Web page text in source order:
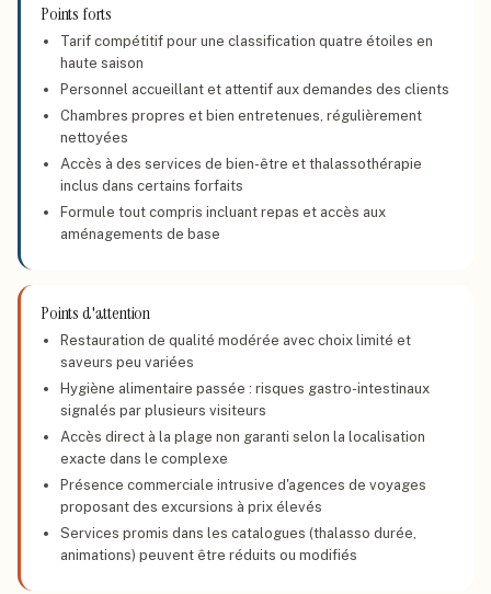
Points forts
Tarif compétitif pour une classification quatre étoiles en
haute saison
Personnel accueillant et attentif aux demandes des clients
Chambres propres et bien entretenues, régulièrement
nettoyées
Accès à des services de bien-être et thalassothérapie
inclus dans certains forfaits
Formule tout compris incluant repas et accès aux
aménagements de base
Points d'attention
Restauration de qualité modérée avec choix limité et
saveurs peu variées
Hygiène alimentaire passée : risques gastro-intestinaux
signalés par plusieurs visiteurs
Accès direct à la plage non garanti selon la localisation
exacte dans le complexe
Présence commerciale intrusive d'agences de voyages
proposant des excursions à prix élevés
Services promis dans les catalogues (thalasso durée,
animations) peuvent être réduits ou modifiés